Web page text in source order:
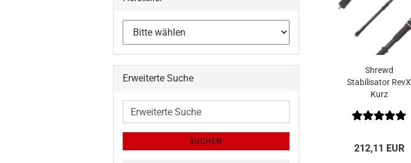
Shrewd
Stabilisator RevX
Kurz
212,11 EUR
Erweiterte Suche
Erweiterte
SUCHEN